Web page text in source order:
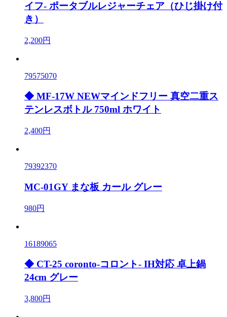
イフ- ポータブルレジャーチェア（ひじ掛け付
き）
2,200円
79575070
◆ MF-17W NEWマインドフリー 真空二重ス
テンレスボトル 750ml ホワイト
2,400円
79392370
MC-01GY まな板 カール グレー
980円
16189065
◆ CT-25 coronto-コロント- IH対応 卓上鍋
24cm グレー
3,800円